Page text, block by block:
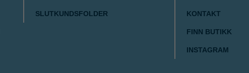
SLUTKUNDSFOLDER KONTAKT
FINN BUTIKK
INSTAGRAM